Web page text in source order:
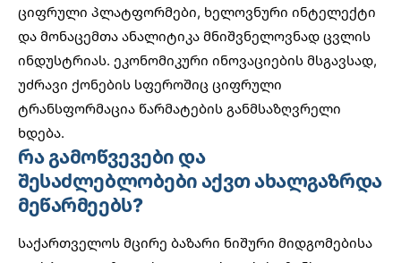
ციფრული პლატფორმები, ხელოვნური ინტელექტი
და მონაცემთა ანალიტიკა მნიშვნელოვნად ცვლის
ინდუსტრიას. ეკონომიკური ინოვაციების მსგავსად,
უძრავი ქონების სფეროშიც ციფრული
ტრანსფორმაცია წარმატების განმსაზღვრელი
ხდება.
რა გამოწვევები და
შესაძლებლობები აქვთ ახალგაზრდა
მეწარმეებს?
საქართველოს მცირე ბაზარი ნიშური მიდგომებისა